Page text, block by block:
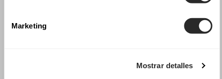
Marketing
Mostrar detalles